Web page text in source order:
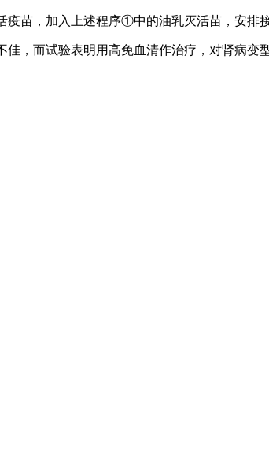
苗，加入上述程序①中的油乳灭活苗，安排接
，而试验表明用高免血清作治疗，对肾病变